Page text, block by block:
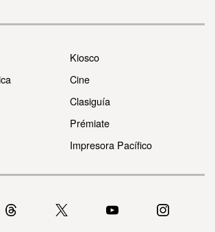
Kiosco
Cine
Clasiguía
Prémiate
Impresora Pacífico